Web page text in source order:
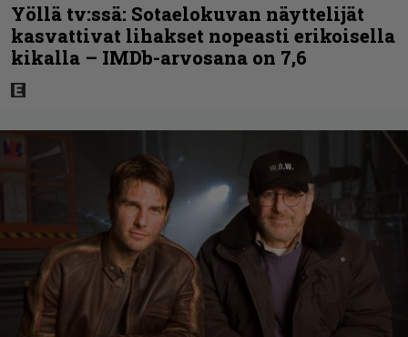
Yöllä tv:ssä: Sotaelokuvan näyttelijät
kasvattivat lihakset nopeasti erikoisella
kikalla – IMDb-arvosana on 7,6